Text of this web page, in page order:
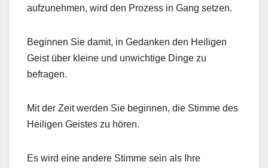
aufzunehmen, wird den Prozess in Gang setzen.
Beginnen Sie damit, in Gedanken den Heiligen
Geist über kleine und unwichtige Dinge zu
befragen.
Mit der Zeit werden Sie beginnen, die Stimme des
Heiligen Geistes zu hören.
Es wird eine andere Stimme sein als Ihre